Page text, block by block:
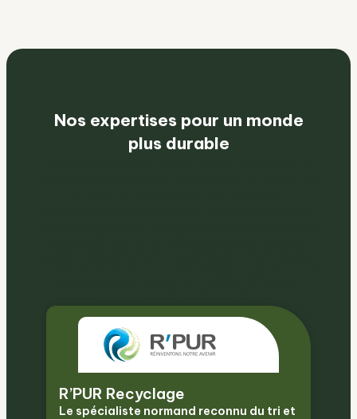
Nos expertises pour un monde
plus durable
R’PUR Recyclage
Le spécialiste normand reconnu du tri et